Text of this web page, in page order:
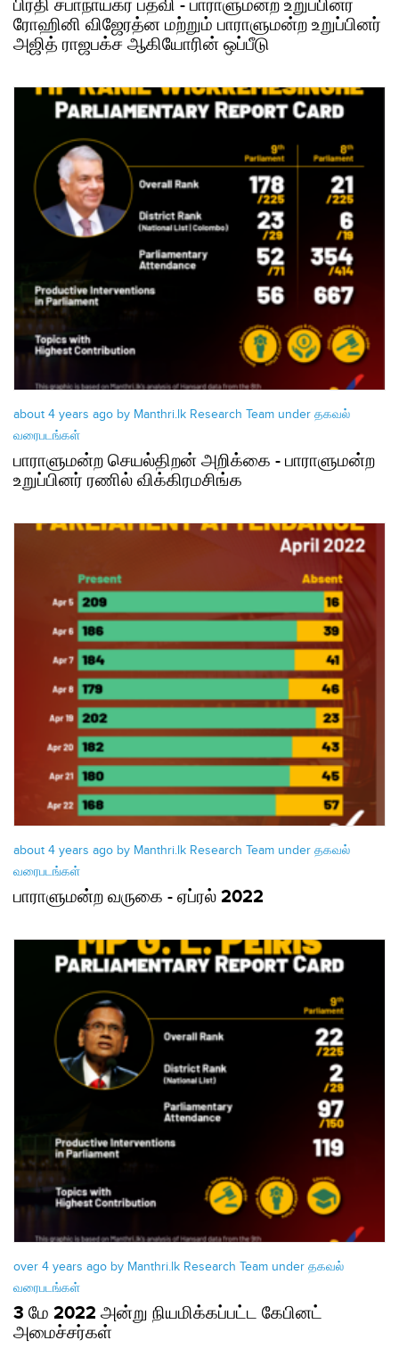
பிரதி சபாநாயகர் பதவி - பாராளுமன்ற உறுப்பினர்
ரோஹினி விஜேரத்ன மற்றும் பாராளுமன்ற உறுப்பினர்
அஜித் ராஜபக்ச ஆகியோரின் ஒப்பீடு
about 4 years ago by Manthri.lk Research Team under தகவல்
வரைபடங்கள்
பாராளுமன்ற செயல்திறன் அறிக்கை - பாராளுமன்ற
உறுப்பினர் ரணில் விக்கிரமசிங்க
about 4 years ago by Manthri.lk Research Team under தகவல்
வரைபடங்கள்
பாராளுமன்ற வருகை - ஏப்ரல் 2022
over 4 years ago by Manthri.lk Research Team under தகவல்
வரைபடங்கள்
3 மே 2022 அன்று நியமிக்கப்பட்ட கேபினட்
அமைச்சர்கள்